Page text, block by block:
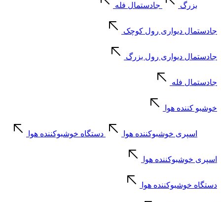
بزرگ جادستمال فله
جادستمال دیواری رول کوچک
جادستمال دیواری رول بزرگ
جادستمال فله
خوشبو کننده هوا
اسپری خوشبوکننده هوا دستگاه خوشبوکننده هوا
اسپری خوشبوکننده هوا
دستگاه خوشبوکننده هوا